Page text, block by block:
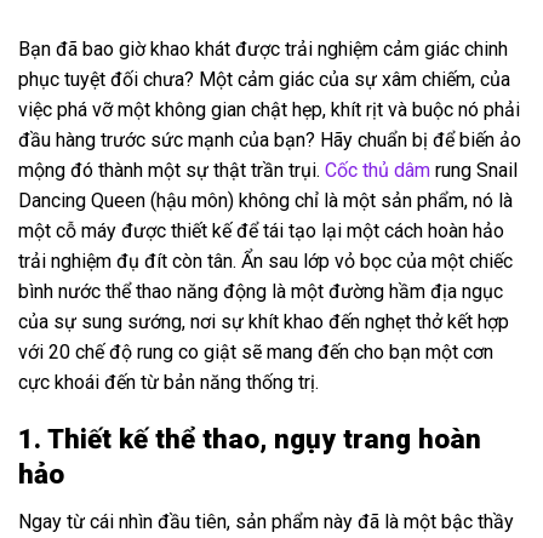
Bạn đã bao giờ khao khát được trải nghiệm cảm giác chinh
phục tuyệt đối chưa? Một cảm giác của sự xâm chiếm, của
việc phá vỡ một không gian chật hẹp, khít rịt và buộc nó phải
đầu hàng trước sức mạnh của bạn? Hãy chuẩn bị để biến ảo
mộng đó thành một sự thật trần trụi. Cốc thủ dâm rung Snail
Dancing Queen (hậu môn) không chỉ là một sản phẩm, nó là
một cỗ máy được thiết kế để tái tạo lại một cách hoàn hảo
trải nghiệm đụ đít còn tân. Ẩn sau lớp vỏ bọc của một chiếc
bình nước thể thao năng động là một đường hầm địa ngục
của sự sung sướng, nơi sự khít khao đến nghẹt thở kết hợp
với 20 chế độ rung co giật sẽ mang đến cho bạn một cơn
cực khoái đến từ bản năng thống trị.
1. Thiết kế thể thao, ngụy trang hoàn
hảo
Ngay từ cái nhìn đầu tiên, sản phẩm này đã là một bậc thầy